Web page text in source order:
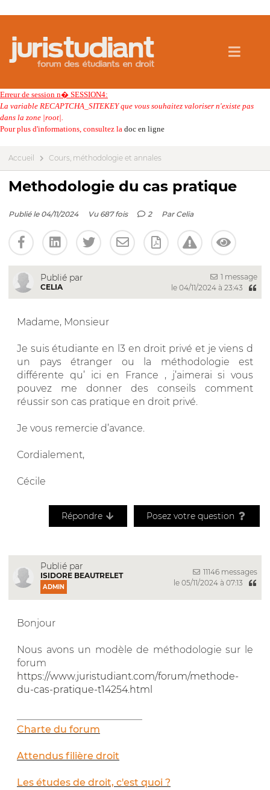
Erreur de session n� SESSION4:
La variable RECAPTCHA_SITEKEY que vous souhaitez valoriser n'existe pas
dans la zone |root|.
Pour plus d'informations, consultez la doc en ligne
Accueil Cours, méthodologie et annales
Methodologie du cas pratique
Publié le 04/11/2024 Vu 687 fois 2 Par Celia
Publié par
CELIA
1 message
le 04/11/2024 à 23:43
Madame, Monsieur
Je suis étudiante en l3 en droit privé et je viens d
un pays étranger ou la méthodologie est
différente qu’ ici en France , j’aimerai si vous
pouvez me donner des conseils comment
réussir son cas pratique en droit privé.
Je vous remercie d’avance.
Cordialement,
Cécile
Répondre Posez votre question
Publié par
ISIDORE BEAUTRELET
ADMIN
11146 messages
le 05/11/2024 à 07:13
Bonjour
Nous avons un modèle de méthodologie sur le
forum
https://www.juristudiant.com/forum/methode-
du-cas-pratique-t14254.html
Charte du forum
Attendus filière droit
Les études de droit, c'est quoi ?